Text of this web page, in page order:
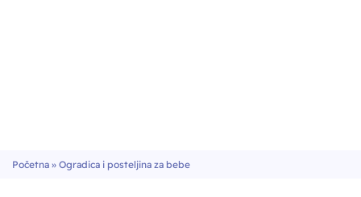
Početna » Ogradica i posteljina za bebe